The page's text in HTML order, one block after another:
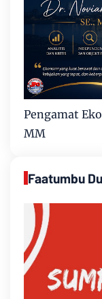
Pengamat
MM
Faatumbu